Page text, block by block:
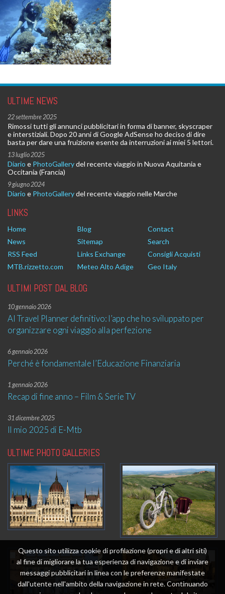
ULTIME NEWS
22 settembre 2025
Rimossi tutti gli annunci pubblicitari in forma di banner, skyscraper
e interstiziali. Dopo 20 anni di Google AdSense ho deciso di dire
basta per dare una fruizione esente da interruzioni ai miei 5 lettori.
13 luglio 2025
Diario e PhotoGallerydel recente viaggio in Nuova Aquitania e
Occitania (Francia)
9 giugno 2024
Diario e PhotoGallerydel recente viaggio nelle Marche
LINKS
Home Blog
Contact
News
Sitemap
Search
RSS Feed
Links Exchange
Consigli Acquisti
MTB.rizzetto.com
Meteo Alto Adige Geo Italy
ULTIMI POST DAL BLOG
10 gennaio 2026
AI Travel Planner definitivo: l’app che ho sviluppato per
organizzare ogni viaggio alla perfezione
6 gennaio 2026
Perché è fondamentale l’Educazione Finanziaria
1 gennaio 2026
Recap di fine anno – Film & Serie TV
31 dicembre 2025
Il mio 2025 di E-Mtb
ULTIME PHOTO GALLERIES
Questo sito utilizza cookie di profilazione (propri e di altri siti)
al fine di migliorare la tua esperienza di navigazione e di inviare
messaggi pubblicitari in linea con le preferenze manifestate
dall'utente nell'ambito della navigazione in rete. Continuando